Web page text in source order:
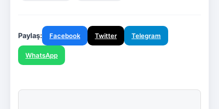
Paylaş: Facebook Twitter Telegram
WhatsApp